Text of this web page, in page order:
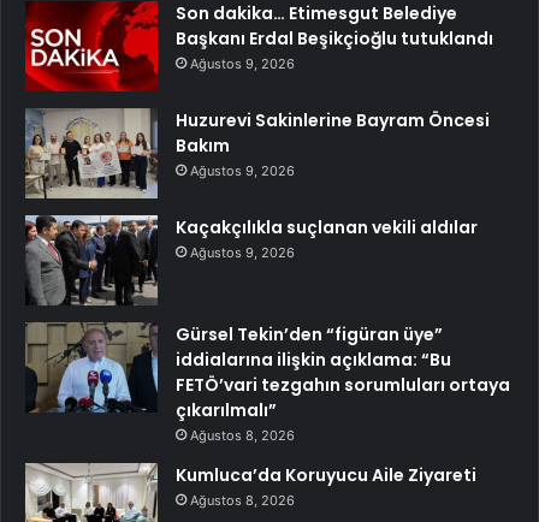
Son dakika… Etimesgut Belediye
Başkanı Erdal Beşikçioğlu tutuklandı
Ağustos 9, 2026
Huzurevi Sakinlerine Bayram Öncesi
Bakım
Ağustos 9, 2026
Kaçakçılıkla suçlanan vekili aldılar
Ağustos 9, 2026
Gürsel Tekin’den “figüran üye”
iddialarına ilişkin açıklama: “Bu
FETÖ’vari tezgahın sorumluları ortaya
çıkarılmalı”
Ağustos 8, 2026
Kumluca’da Koruyucu Aile Ziyareti
Ağustos 8, 2026